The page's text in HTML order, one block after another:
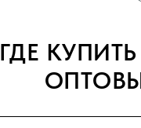
ГДЕ КУПИТЬ